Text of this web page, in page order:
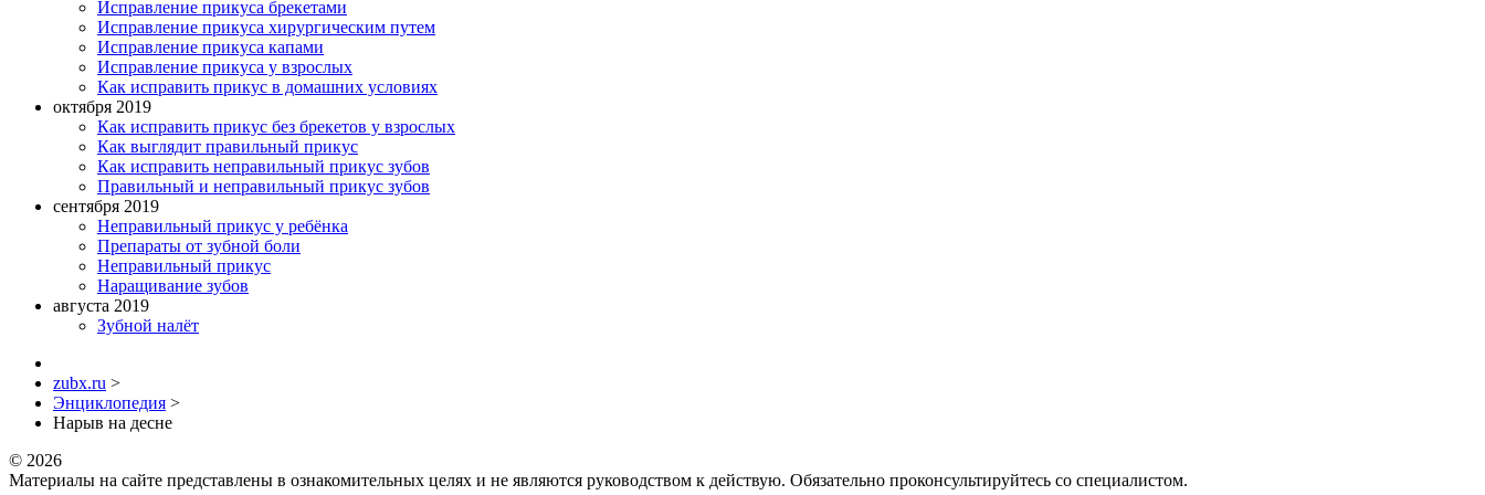
Исправление прикуса брекетами
Исправление прикуса хирургическим путем
Исправление прикуса капами
Исправление прикуса у взрослых
Как исправить прикус в домашних условиях
октября 2019
Как исправить прикус без брекетов у взрослых
Как выглядит правильный прикус
Как исправить неправильный прикус зубов
Правильный и неправильный прикус зубов
сентября 2019
Неправильный прикус у ребёнка
Препараты от зубной боли
Неправильный прикус
Наращивание зубов
августа 2019
Зубной налёт
zubx.ru >
Энциклопедия >
Нарыв на десне
© 2026
Материалы на сайте представлены в ознакомительных целях и не являются руководством к действую. Обязательно проконсультируйтесь со специалистом.